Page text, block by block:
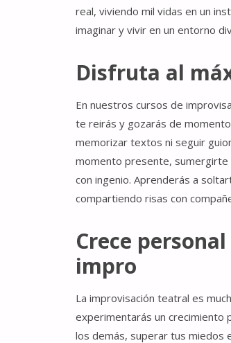
real, viviendo mil vidas en un
imaginar y vivir en un entorno
Disfruta al
En nuestros cursos de
te reirás y gozarás de
memorizar textos ni seguir
momento presente, sumergirte
con ingenio. Aprenderás a
compartiendo risas con
Crece
impro
La improvisación teatral es
experimentarás un crecimiento
los demás, superar tus miedos